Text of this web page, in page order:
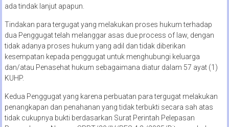
ada tindak lanjut apapun.
Tindakan para tergugat yang melakukan proses hukum terhadap
dua Penggugat telah melanggar asas due process of law, dengan
tidak adanya proses hukum yang adil dan tidak diberikan
kesempatan kepada penggugat untuk menghubungi keluarga
dan/atau Penasehat hukum sebagaimana diatur dalam 57 ayat (1)
KUHP.
Kedua Penggugat yang karena perbuatan para tergugat melakukan
penangkapan dan penahanan yang tidak terbukti secara sah atas
tidak cukupnya bukti berdasarkan Surat Perintah Pelepasan